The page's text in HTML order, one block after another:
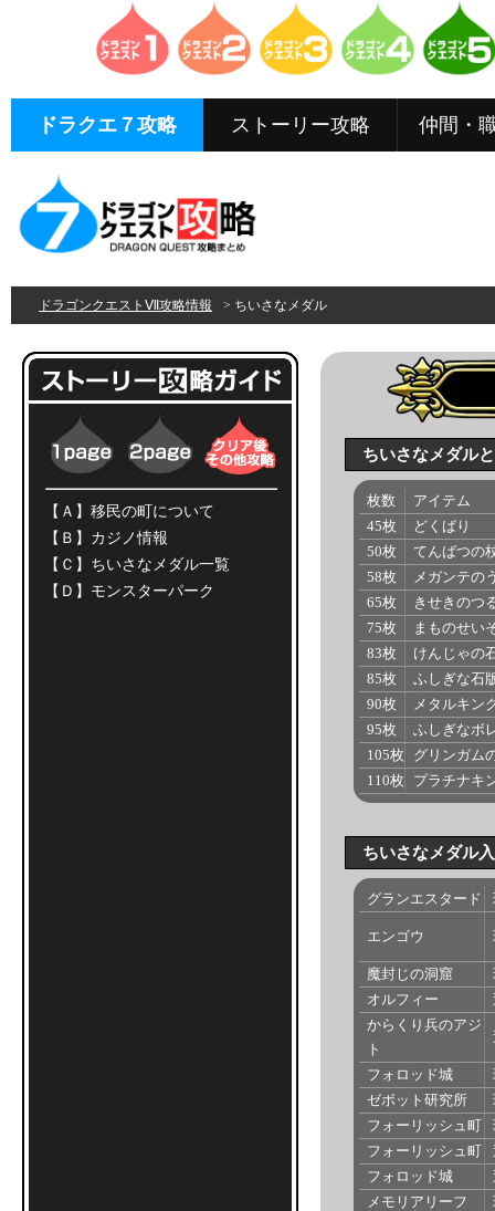
ドラクエ７攻略 ストーリー攻略 仲間・
ドラゴンクエストⅦ攻略情報 > ちいさなメダル
【Ａ】移民の町について
【Ｂ】カジノ情報
【Ｃ】ちいさなメダル一覧
【Ｄ】モンスターパーク
ちいさなメダル
枚数
アイテム
45枚
どくばり
50枚
てんばつの
58枚
メガンテの
65枚
きせきのつ
75枚
まものせい
83枚
けんじゃの
85枚
ふしぎな石
90枚
メタルキン
95枚
ふしぎなボ
105枚
グリンガム
110枚
プラチナキ
ちいさなメダル
グランエスタード
エンゴウ
魔封じの洞窟
オルフィー
からくり兵のアジ
ト
フォロッド城
ゼボット研究所
フォーリッシュ町
フォーリッシュ町
フォロッド城
メモリアリーフ